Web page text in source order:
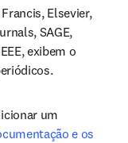
Elsevier,
SAGE,
exibem o
um
e os